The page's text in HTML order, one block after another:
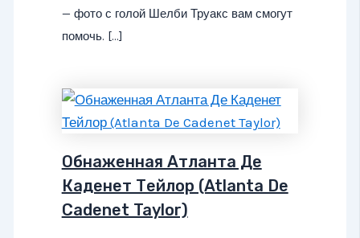
— фото с голой Шелби Труакс вам смогут
помочь. […]
Обнаженная Атланта Де
Каденет Тейлор (Atlanta De
Cadenet Taylor)